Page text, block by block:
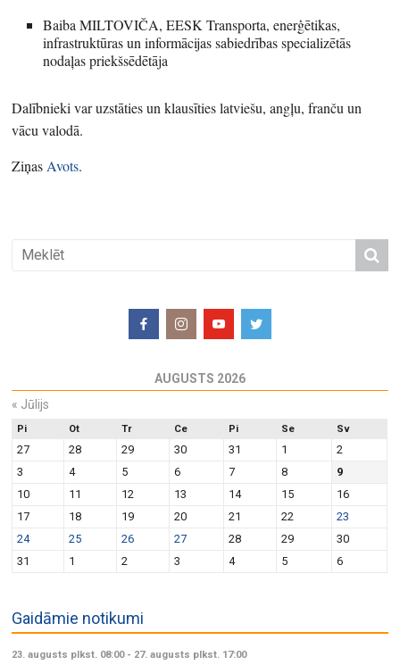
Baiba MILTOVIČA, EESK Transporta, enerģētikas,
infrastruktūras un informācijas sabiedrības specializētās
nodaļas priekšsēdētāja
Dalībnieki var uzstāties un klausīties latviešu, angļu, franču un
vācu valodā.
Ziņas Avots.
AUGUSTS 2026
« Jūlijs
Pi Ot Tr Ce Pi Se Sv
27 28 29 30 31 1
2
3
4 5 6 7 8
9
10
11 12 13 14 15
16
17
18 19 20 21 22
23
24
25 26 27 28 29
30
31
1 2 3 4 5 6
Gaidāmie notikumi
23. augusts plkst. 08:00- 27. augusts plkst. 17:00